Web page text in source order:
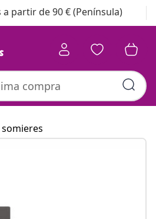
a partir de 90 € (Península)
somieres